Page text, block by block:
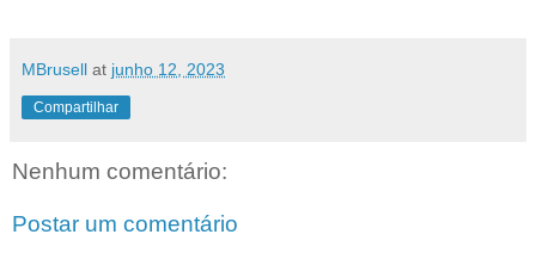
MBrusell at junho 12, 2023
Compartilhar
Nenhum comentário:
Postar um comentário